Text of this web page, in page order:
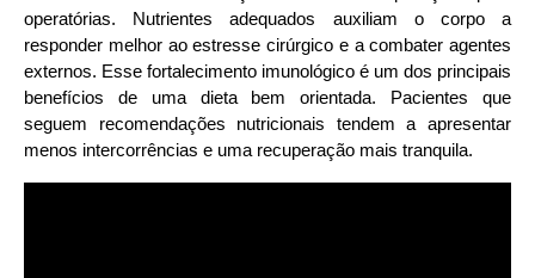
operatórias. Nutrientes adequados auxiliam o corpo a
responder melhor ao estresse cirúrgico e a combater agentes
externos. Esse fortalecimento imunológico é um dos principais
benefícios de uma dieta bem orientada. Pacientes que
seguem recomendações nutricionais tendem a apresentar
menos intercorrências e uma recuperação mais tranquila.